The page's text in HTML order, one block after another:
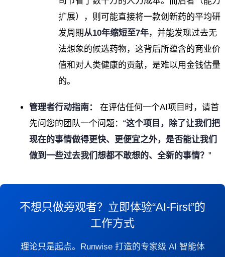
扩展），则可能直接将一款创新药的平均研
发周期从10年缩短至7年，并能发现过去无
法想象的候选药物，这背后所蕴含的商业价
值和对人类健康的贡献，是难以用金钱估量
的。
管理者行动指南：
在评估任何一个AI项目时，请首
先问您的团队一个问题：“这个项目，除了让我们把
现在的事情做得更快、更便宜之外，是否能让我们
做到一些过去我们想都不敢想的、全新的事情？ ”
不想只做旁观者？立即体验“AI-First”的
工作方式
理论只是起点。Runwise 打造的专家级 AI 智能体